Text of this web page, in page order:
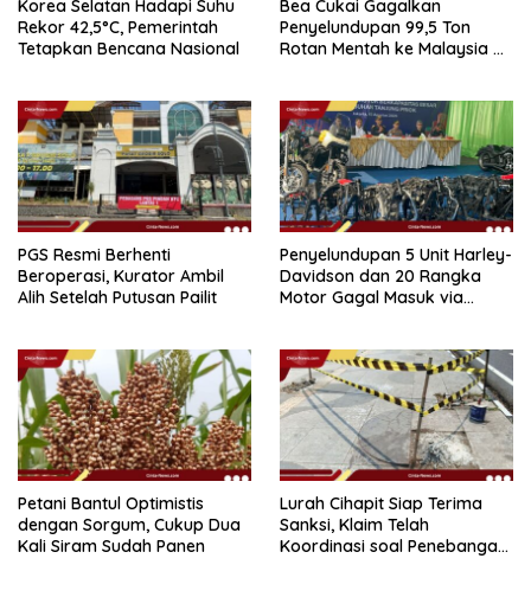
Korea Selatan Hadapi Suhu
Rekor 42,5°C, Pemerintah
Tetapkan Bencana Nasional
Bea Cukai Gagalkan
Penyelundupan 99,5 Ton
Rotan Mentah ke Malaysia di
PGS Resmi Berhenti
Beroperasi, Kurator Ambil
Alih Setelah Putusan Pailit
Penyelundupan 5 Unit Harley-
Davidson dan 20 Rangka
Motor Gagal Masuk via
Petani Bantul Optimistis
dengan Sorgum, Cukup Dua
Kali Siram Sudah Panen
Lurah Cihapit Siap Terima
Sanksi, Klaim Telah
Koordinasi soal Penebangan